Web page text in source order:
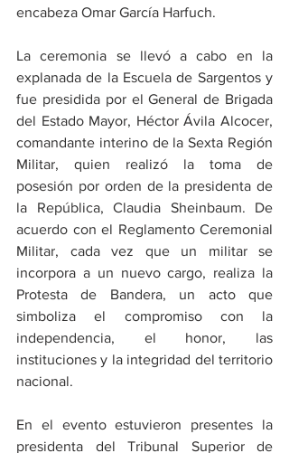
encabeza Omar García Harfuch.
La ceremonia se llevó a cabo en la
explanada de la Escuela de Sargentos y
fue presidida por el General de Brigada
del Estado Mayor, Héctor Ávila Alcocer,
comandante interino de la Sexta Región
Militar, quien realizó la toma de
posesión por orden de la presidenta de
la República, Claudia Sheinbaum. De
acuerdo con el Reglamento Ceremonial
Militar, cada vez que un militar se
incorpora a un nuevo cargo, realiza la
Protesta de Bandera, un acto que
simboliza el compromiso con la
independencia, el honor, las
instituciones y la integridad del territorio
nacional.
En el evento estuvieron presentes la
presidenta del Tribunal Superior de